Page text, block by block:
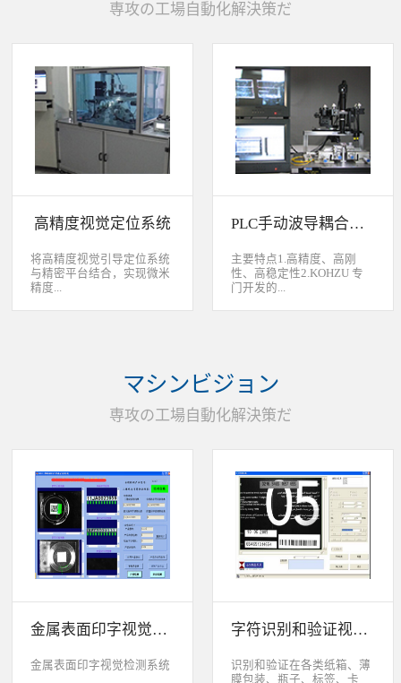
和数据矩阵代码。功能介绍
少了人力成本，大幅度的提
高了生产力，为客户创造了
显著的经济效益和社会效
益。应用机器视觉引导机器
人是一种实现柔性制造的技
术，使生产线很容易适应产
品的变化、不同的位置及方
向，定位取放的零件或指导
系统还能在处理或组装产品
量，识别。视觉向导机器人
度固定设备；2、无需工具
转换即能处理多种类型的工
件；3、防止意外的机器人
括：1、自动堆垛和卸垛；
外露、脏污、灯头角度；剔
専攻の工場自動化解決策だ
高精度视觉定位系统
将高精度视觉引导定位系统
与精密平台结合，实现微米
精度...
动定位和对准应用等。
PLC手动波导耦合系统
主要特点1.高精度、高刚
性、高稳定性2.KOHZU 专
门开发的...
部分机构本地化生产满足系
统性能同时，也节约成本5.
求制定系统手动调节平台
マシンビジョン
専攻の工場自動化解決策だ
金属表面印字视觉检测系统
金属表面印字视觉检测系统
字符识别和验证视觉检测系统
识别和验证在各类纸箱、薄
膜包装、瓶子、标签、卡